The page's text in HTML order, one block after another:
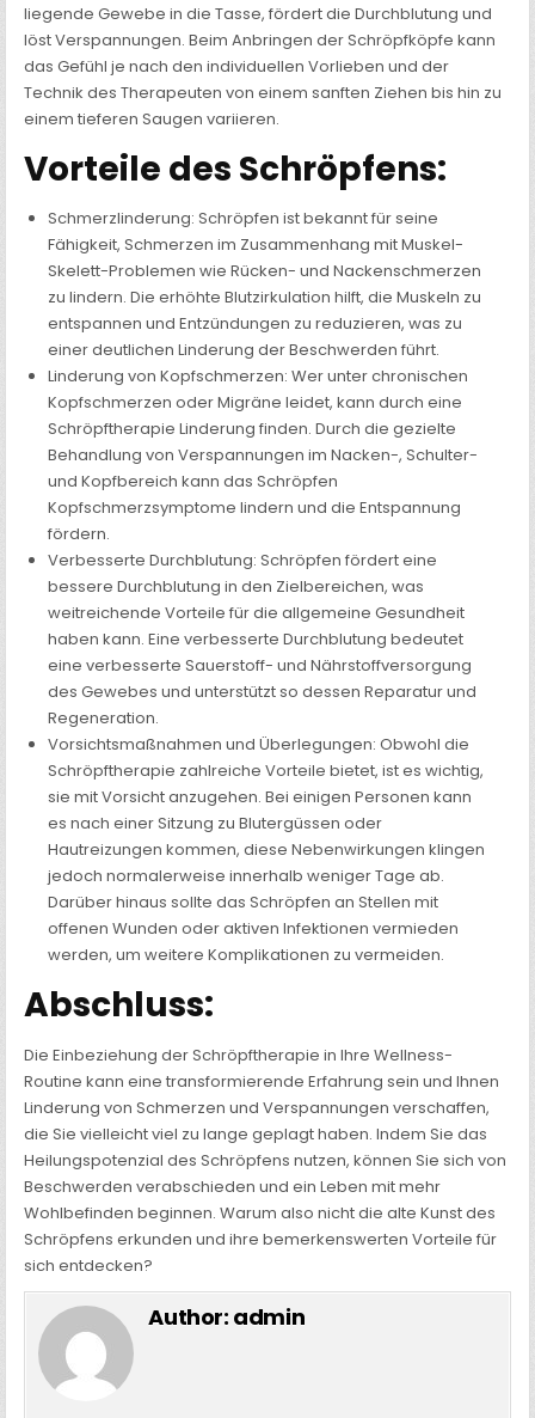
liegende Gewebe in die Tasse, fördert die Durchblutung und
löst Verspannungen. Beim Anbringen der Schröpfköpfe kann
das Gefühl je nach den individuellen Vorlieben und der
Technik des Therapeuten von einem sanften Ziehen bis hin zu
einem tieferen Saugen variieren.
Vorteile des Schröpfens:
Schmerzlinderung: Schröpfen ist bekannt für seine
Fähigkeit, Schmerzen im Zusammenhang mit Muskel-
Skelett-Problemen wie Rücken- und Nackenschmerzen
zu lindern. Die erhöhte Blutzirkulation hilft, die Muskeln zu
entspannen und Entzündungen zu reduzieren, was zu
einer deutlichen Linderung der Beschwerden führt.
Linderung von Kopfschmerzen: Wer unter chronischen
Kopfschmerzen oder Migräne leidet, kann durch eine
Schröpftherapie Linderung finden. Durch die gezielte
Behandlung von Verspannungen im Nacken-, Schulter-
und Kopfbereich kann das Schröpfen
Kopfschmerzsymptome lindern und die Entspannung
fördern.
Verbesserte Durchblutung: Schröpfen fördert eine
bessere Durchblutung in den Zielbereichen, was
weitreichende Vorteile für die allgemeine Gesundheit
haben kann. Eine verbesserte Durchblutung bedeutet
eine verbesserte Sauerstoff- und Nährstoffversorgung
des Gewebes und unterstützt so dessen Reparatur und
Regeneration.
Vorsichtsmaßnahmen und Überlegungen: Obwohl die
Schröpftherapie zahlreiche Vorteile bietet, ist es wichtig,
sie mit Vorsicht anzugehen. Bei einigen Personen kann
es nach einer Sitzung zu Blutergüssen oder
Hautreizungen kommen, diese Nebenwirkungen klingen
jedoch normalerweise innerhalb weniger Tage ab.
Darüber hinaus sollte das Schröpfen an Stellen mit
offenen Wunden oder aktiven Infektionen vermieden
werden, um weitere Komplikationen zu vermeiden.
Abschluss:
Die Einbeziehung der Schröpftherapie in Ihre Wellness-
Routine kann eine transformierende Erfahrung sein und Ihnen
Linderung von Schmerzen und Verspannungen verschaffen,
die Sie vielleicht viel zu lange geplagt haben. Indem Sie das
Heilungspotenzial des Schröpfens nutzen, können Sie sich von
Beschwerden verabschieden und ein Leben mit mehr
Wohlbefinden beginnen. Warum also nicht die alte Kunst des
Schröpfens erkunden und ihre bemerkenswerten Vorteile für
sich entdecken?
Author: admin